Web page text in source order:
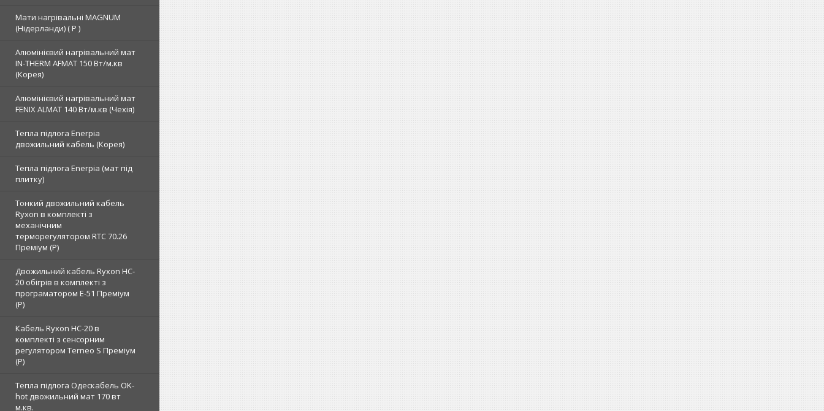
Мати нагрівальні MAGNUM
(Нідерланди) ( Р )
Алюмінієвий нагрівальний мат
IN-THERM AFMAT 150 Вт/м.кв
(Корея)
Алюмінієвий нагрівальний мат
FENIX ALMAT 140 Вт/м.кв (Чехія)
Тепла підлога Enerpia
двожильний кабель (Корея)
Тепла підлога Enerpia (мат під
плитку)
Тонкий двожильний кабель
Ryxon в комплекті з
механічним
терморегулятором RTC 70.26
Преміум (Р)
Двожильний кабель Ryxon HC-
20 обігрів в комплекті з
програматором E-51 Преміум
(Р)
Кабель Ryxon HC-20 в
комплекті з сенсорним
регулятором Terneo S Преміум
(Р)
Тепла підлога Одескабель OK-
hot двожильний мат 170 вт
м.кв.